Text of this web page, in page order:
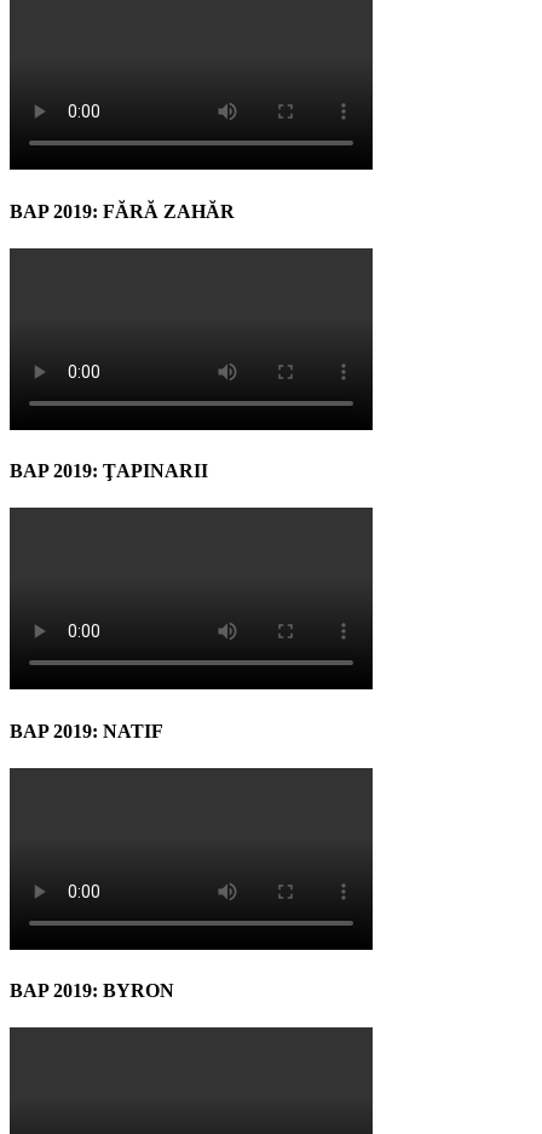
BAP 2019: FĂRĂ ZAHĂR
BAP 2019: ŢAPINARII
BAP 2019: NATIF
BAP 2019: BYRON